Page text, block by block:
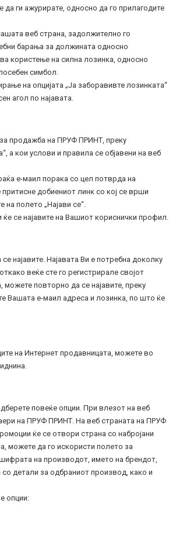
да ги ажурирате, односно да го прилагодите
веб страна, задолжително го
барања за должината односно
користење на силна лозинка, односно
симбол.
на опцијата „Ја заборавивте лозинката“
агол по најавата.
продажба на ПРУФ ПРИНТ, преку
а кои услови и правила се објавени на веб
е-маил порака со цел потврда на
добиениот линк со кој се врши
полето „Најави се“.
се најавите на Вашиот кориснички профил.
најавите. Најавата Ви е потребна доколку
веќе сте го регистрирале својот
повторно да се најавите, преку
Вашата е-маил адреса и лозинка, по што ќе
на Интернет продавницата, можете во
повеќе опции. При влезот на веб
на ПРУФ ПРИНТ. На веб страната на ПРУФ
ќе се отвори страна со набројани
можете да го искористи полето за
на производот, името на брендот,
детали за одбраниот производ, како и
опции: